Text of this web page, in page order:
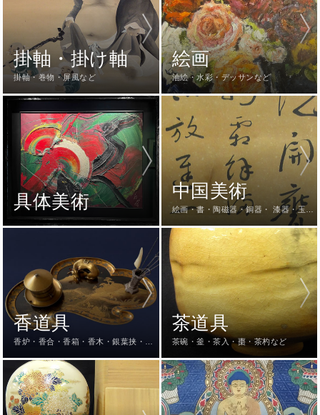
掛軸・掛け軸
掛軸・巻物・屏風など
絵画
油絵・水彩・デッサンなど
具体美術
中国美術
絵画・書・陶磁器・銅器・ 漆器・玉
香道具
香炉・香合・香箱・香木・銀葉挟・火
茶道具
茶碗・釜・茶入・棗・茶杓など